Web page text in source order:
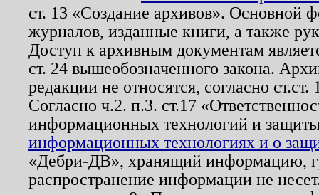
ст. 13 «Создание архивов». Основной
журналов, изданные книги, а также
Доступ к архивным документам
ст. 24 вышеобозначенного закона.
редакции не относятся, согласно
Согласно ч.2. п.3. ст.17
информационных технологий и
информационных технологиях и о
«Дебри-ДВ», хранящий информацию,
распространение информации не